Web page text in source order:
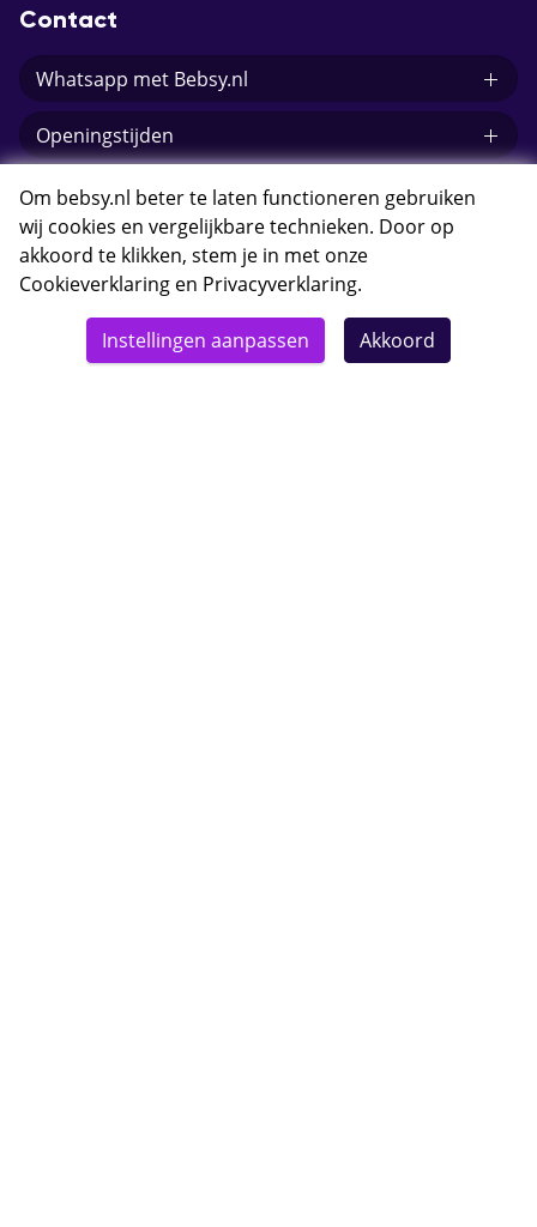
Contact
Whatsapp met Bebsy.nl
Openingstijden
E-mail Bebsy.nl
© 2026 Bebsy.nl
Om bebsy.nl beter te laten functioneren gebruiken
wij cookies en vergelijkbare technieken. Door op
akkoord te klikken, stem je in met onze
Cookieverklaring en Privacyverklaring.
Instellingen aanpassen Akkoord